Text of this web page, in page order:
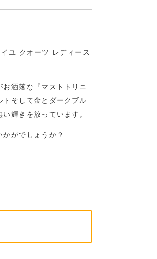
ユ クオーツ レディース
洒落な『マストトリニ
トそして金とダークブル
輝きを放っています。
がでしょうか？